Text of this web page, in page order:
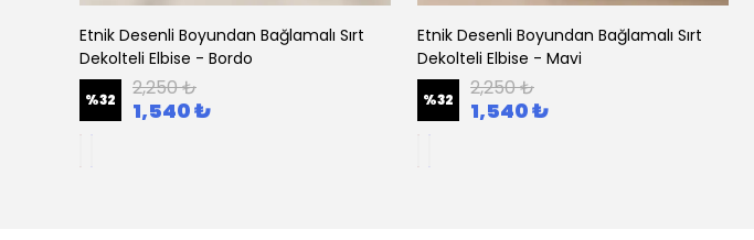
Etnik Desenli Boyundan Bağlamalı Sırt
Dekolteli Elbise - Bordo
%32 2,250 ₺
1,540 ₺
Etnik Desenli Boyundan Bağlamalı Sırt
Dekolteli Elbise - Mavi
%32 2,250 ₺
1,540 ₺